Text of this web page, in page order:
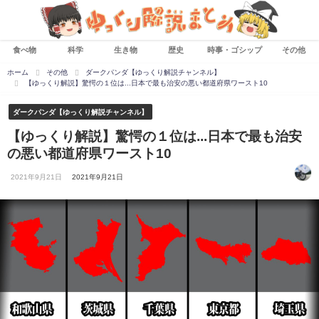
食べ物 科学 生き物 歴史 時事・ゴシップ その他
ホーム その他
ダークパンダ【ゆっくり解説チャンネル】
【ゆっくり解説】驚愕の１位は...日本で最も治安の悪い都道府県ワースト10
ダークパンダ【ゆっくり解説チャンネル】
【ゆっくり解説】驚愕の１位は...日本で最も治安
の悪い都道府県ワースト10
2021年9月21日 2021年9月21日